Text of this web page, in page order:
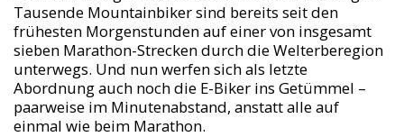
Tausende Mountainbiker sind bereits seit den
frühesten Morgenstunden auf einer von insgesamt
sieben Marathon-Strecken durch die Welterberegion
unterwegs. Und nun werfen sich als letzte
Abordnung auch noch die E-Biker ins Getümmel –
paarweise im Minutenabstand, anstatt alle auf
einmal wie beim Marathon.